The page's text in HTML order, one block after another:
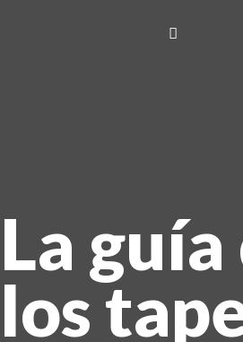
La
los